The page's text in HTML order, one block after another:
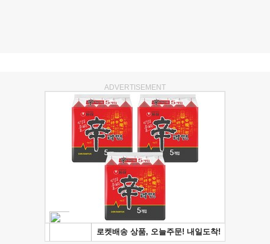
ADVERTISEMENT